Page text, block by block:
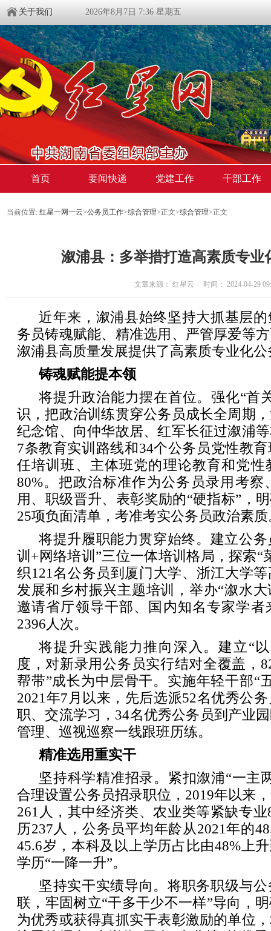
关于我们 2026年8月7日 7:36 星期五
首页 要闻快递 党建工作 干部工作
当前位置: 红星一网一云>公务员工作>综合管理>正文>综合管理>正文
溆浦县：多举措打造高素质专业
文章来源： 红星云 时间： 2024-04-29
近年来，溆浦县始终坚持大抓基层
务员铸魂赋能、精准选用、严管厚爱等
溆浦县高质量发展提供了高素质专业化
铸魂赋能提本领
将提升政治能力摆在首位。强化“首
识，把政治训练贯穿公务员成长全周期
纪念馆、向仲华故居、红军长征过溆浦
7条教育实训路线和34个公务员党性教
任培训班、主体班党的理论教育和党性
80%。把政治标准作为公务员录用考察
用、职级晋升、表彰奖励的“硬指标”，
25项负面清单，考准考实公务员政治素质
将提升履职能力贯穿始终。建立公
训+网络培训”三位一体培训格局，探索“
织121名公务员到厦门大学、浙江大学
发展和乡村振兴主题培训，举办“溆水
邀请省厅领导干部、国内知名专家学者
2396人次。
将提升实践能力推向深入。建立“
度，对新录用公务员实行结对全覆盖，
帮带”成长为中层骨干。实施年轻干部“
2021年7月以来，先后选派52名优秀公
职、交流学习，34名优秀公务员到产业
管理、巡视巡察一线跟班历练。
精准选用重实干
坚持科学精准招录。紧扣溆浦“一主
合理设置公务员招录职位，2019年以来
261人，其中经济类、农业类等紧缺专
历237人，公务员平均年龄从2021年的
45.6岁，本科及以上学历占比由48%上
学历“一降一升”。
坚持实干实绩导向。将职务职级与
联，牢固树立“干多干少不一样”导向，
为优秀或获得真抓实干表彰激励的单位